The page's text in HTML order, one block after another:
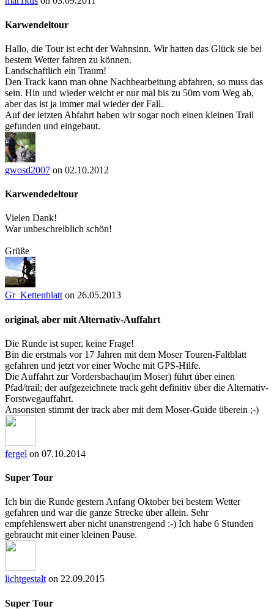
Karwendeltour
Hallo, die Tour ist echt der Wahnsinn. Wir hatten das Glück sie bei
bestem Wetter fahren zu können.
Landschaftlich ein Traum!
Den Track kann man ohne Nachbearbeitung abfahren, so muss das
sein. Hin und wieder weicht er nur mal bis zu 50m vom Weg ab,
aber das ist ja immer mal wieder der Fall.
Auf der letzten Abfahrt haben wir sogar noch einen kleinen Trail
gefunden und eingebaut.
gwosd2007 on 02.10.2012
Karwendedeltour
Vielen Dank!
War unbeschreiblich schön!
Grüße
Gr_Kettenblatt on 26.05.2013
original, aber mit Alternativ-Auffahrt
Die Runde ist super, keine Frage!
Bin die erstmals vor 17 Jahren mit dem Moser Touren-Faltblatt
gefahren und jetzt vor einer Woche mit GPS-Hilfe.
Die Auffahrt zur Vordersbachau(im Moser) führt über einen
Pfad/trail; der aufgezeichnete track geht definitiv über die Alternativ-
Forstwegauffahrt.
Ansonsten stimmt der track aber mit dem Moser-Guide überein ;-)
fergel on 07.10.2014
Super Tour
Ich bin die Runde gestern Anfang Oktober bei bestem Wetter
gefahren und war die ganze Strecke über allein. Sehr
empfehlenswert aber nicht unanstrengend :-) Ich habe 6 Stunden
gebraucht mit einer kleinen Pause.
lichtgestalt on 22.09.2015
Super Tour